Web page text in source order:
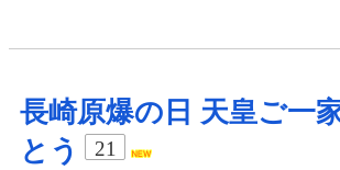
長崎原爆の日 天皇ご一
とう
21